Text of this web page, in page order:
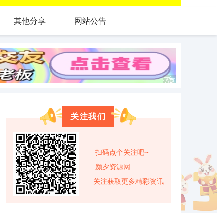
其他分享 网站公告
关注我们
扫码点个关注吧~
颜夕资源网
关注获取更多精彩资讯